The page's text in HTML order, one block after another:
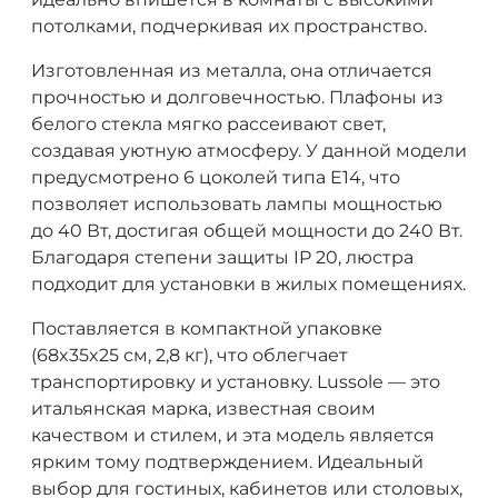
потолками, подчеркивая их пространство.
Изготовленная из металла, она отличается
прочностью и долговечностью. Плафоны из
белого стекла мягко рассеивают свет,
создавая уютную атмосферу. У данной модели
предусмотрено 6 цоколей типа E14, что
позволяет использовать лампы мощностью
до 40 Вт, достигая общей мощности до 240 Вт.
Благодаря степени защиты IP 20, люстра
подходит для установки в жилых помещениях.
Поставляется в компактной упаковке
(68x35x25 см, 2,8 кг), что облегчает
транспортировку и установку. Lussole — это
итальянская марка, известная своим
качеством и стилем, и эта модель является
ярким тому подтверждением. Идеальный
выбор для гостиных, кабинетов или столовых,